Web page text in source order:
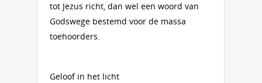
tot Jezus richt, dan wel een woord van
Godswege bestemd voor de massa
toehoorders.
Geloof in het licht